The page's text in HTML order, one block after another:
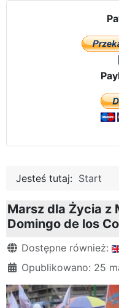
Jesteś tutaj: Start
Marsz dla Życia z
Domingo de los
Szczegóły
Dostępne również:
Opublikowano: 25